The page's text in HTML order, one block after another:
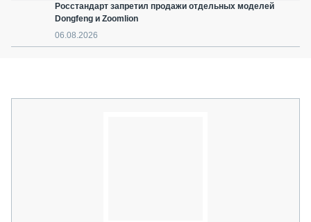
Росстандарт запретил продажи отдельных моделей
Dongfeng и Zoomlion
06.08.2026